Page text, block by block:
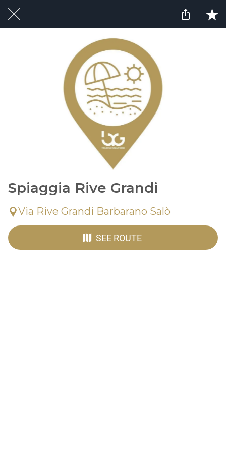
Spiaggia Rive Grandi
Via Rive Grandi Barbarano Salò
SEE ROUTE